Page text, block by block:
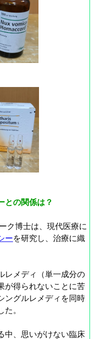
との関係は？
ク博士は、現代医療に
ーを研究し、治療に織
レメディ（単一成分の
が得られないことに苦
ングルレメディを同時
。
中、思いがけない臨床